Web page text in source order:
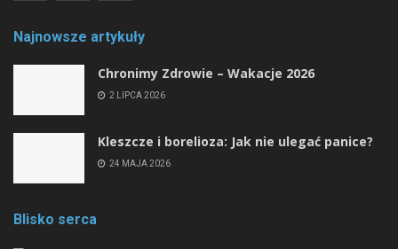
Najnowsze artykuły
Chronimy Zdrowie ­– Wakacje 2026
2 LIPCA 2026
Kleszcze i borelioza: Jak nie ulegać panice?
24 MAJA 2026
Blisko serca